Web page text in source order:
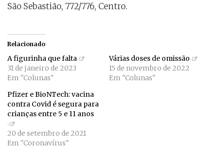
São Sebastião, 772/776, Centro.
Relacionado
A figurinha que falta
31 de janeiro de 2023
Em "Colunas"
Várias doses de omissão
15 de novembro de 2022
Em "Colunas"
Pfizer e BioNTech: vacina
contra Covid é segura para
crianças entre 5 e 11 anos
20 de setembro de 2021
Em "Coronavírus"